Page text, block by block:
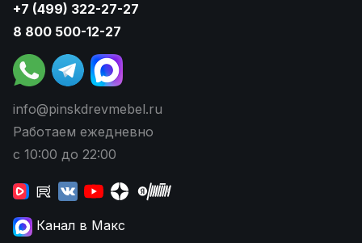
+7 (499) 322-27-27
8 800 500-12-27
info@pinskdrevmebel.ru
Работаем ежедневно
с 10:00 до 22:00
Канал в Макс